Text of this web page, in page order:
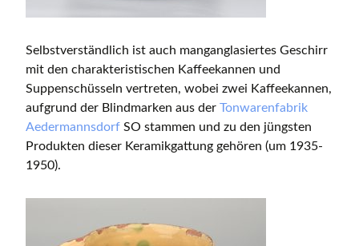
Selbstverständlich ist auch manganglasiertes Geschirr
mit den charakteristischen Kaffeekannen und
Suppenschüsseln vertreten, wobei zwei Kaffeekannen,
aufgrund der Blindmarken aus der Tonwarenfabrik
Aedermannsdorf SO stammen und zu den jüngsten
Produkten dieser Keramikgattung gehören (um 1935-
1950).